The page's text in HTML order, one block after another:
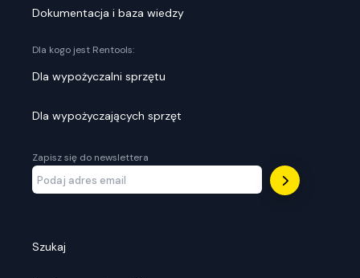
Dokumentacja i baza wiedzy
Dla kogo jest Rentools:
Dla wypożyczalni sprzętu
Dla wypożyczających sprzęt
Zapisz się do newslettera
Szukaj